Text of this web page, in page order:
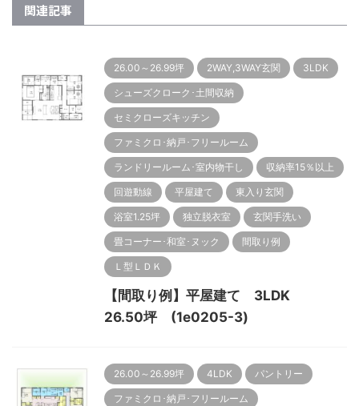
関連記事
26.00～26.99坪 2WAY,3WAY玄関 3LDK
シューズクローク･土間収納
セミクローズキッチン
ファミクロ･納戸･フリールーム
ランドリールーム･室内物干し 収納率15％以上
回遊動線 平屋建て 東入り玄関
浴室1.25坪 独立脱衣室 玄関手洗い
畳コーナー･和室･ヌック 間取り例
Ｌ型ＬＤＫ
【間取り例】平屋建て 3LDK
26.50坪 (1e0205-3)
26.00～26.99坪 4LDK パントリー
ファミクロ･納戸･フリールーム